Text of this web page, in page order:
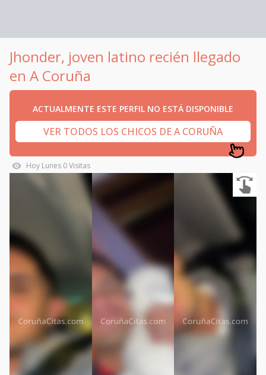
Jhonder, joven latino recién llegado
en A Coruña
ACTUALMENTE ESTE PERFIL NO ESTÁ DISPONIBLE
VER TODOS LOS CHICOS DE A CORUÑA
Hoy Lunes 0Visitas